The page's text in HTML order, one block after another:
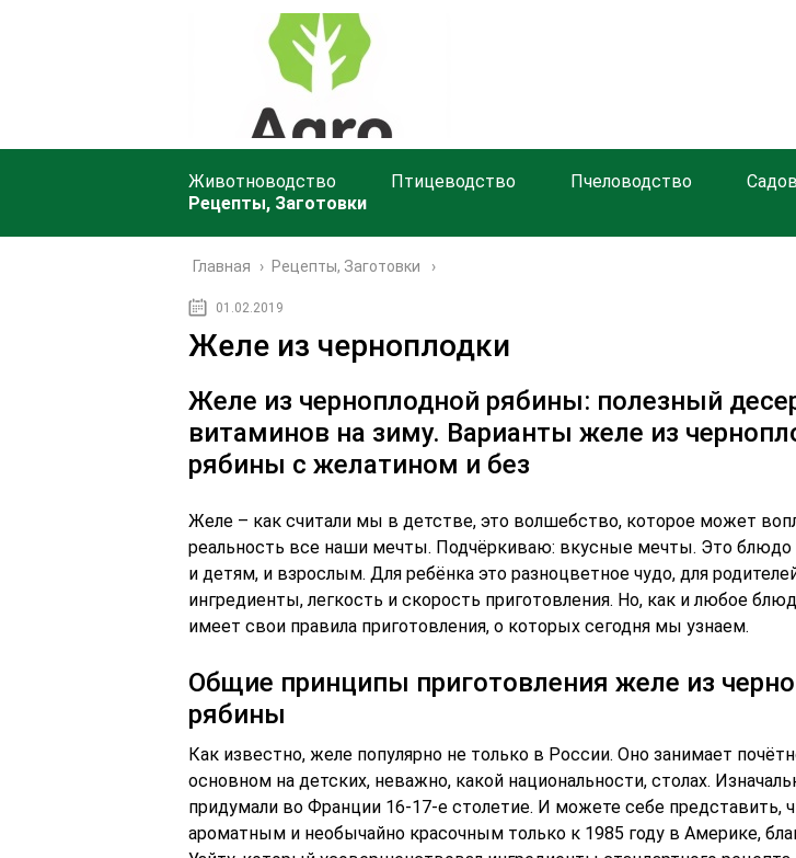
Животноводство Птицеводство Пчеловодство
Рецепты, Заготовки
Главная › Рецепты, Заготовки
01.02.2019
Желе из черноплодки
Желе из черноплодной рябины: полезный
витаминов на зиму. Варианты желе из
рябины с желатином и без
Желе – как считали мы в детстве, это волшебство, которое может
реальность все наши мечты. Подчёркиваю: вкусные мечты. Это блюдо
и детям, и взрослым. Для ребёнка это разноцветное чудо, для
ингредиенты, легкость и скорость приготовления. Но, как и любое
имеет свои правила приготовления, о которых сегодня мы узнаем.
Общие принципы приготовления желе из
рябины
Как известно, желе популярно не только в России. Оно занимает
основном на детских, неважно, какой национальности, столах.
придумали во Франции 16-17-е столетие. И можете себе представить,
ароматным и необычайно красочным только к 1985 году в Америке,